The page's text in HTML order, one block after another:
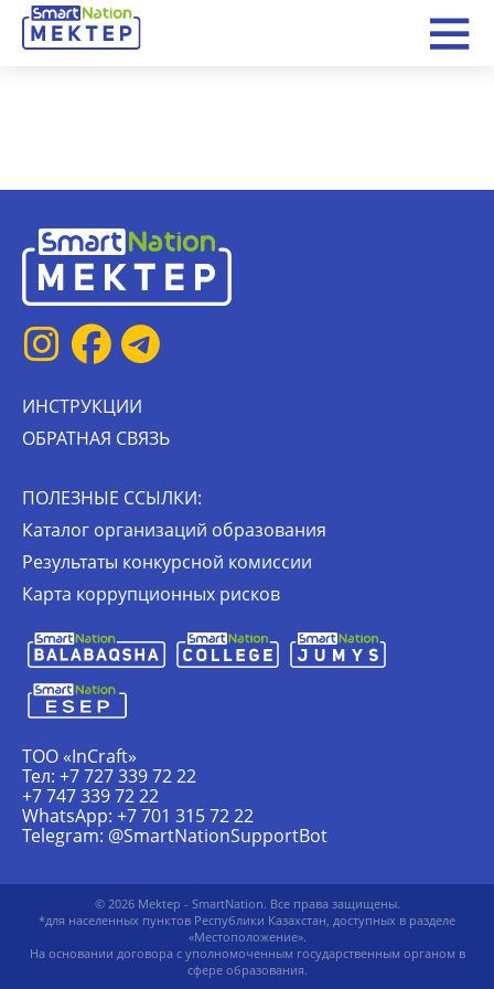
ИНСТРУКЦИИ
ОБРАТНАЯ СВЯЗЬ
ПОЛЕЗНЫЕ ССЫЛКИ:
Каталог организаций образования
Результаты конкурсной комиссии
Карта коррупционных рисков
ТОО «InCraft»
Тел: +7 727 339 72 22
+7 747 339 72 22
WhatsApp: +7 701 315 72 22
Telegram: @SmartNationSupportBot
© 2026 Mektep - SmartNation. Все права защищены.
*для населенных пунктов Республики Казахстан, доступных в разделе
«Местоположение».
На основании договора c уполномоченным государственным органом в
сфере образования.